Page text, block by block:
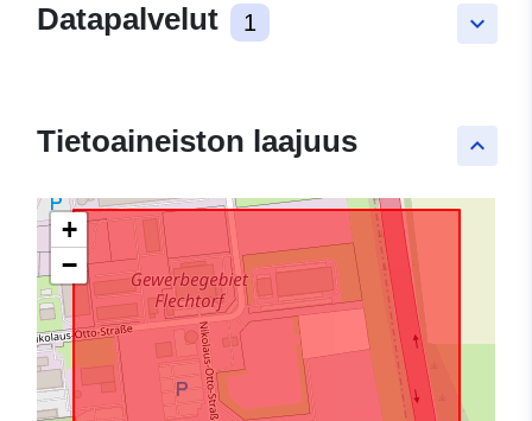
keyboard_arrow_down
Datapalvelut 1
keyboard_arrow_up
Tietoaineiston laajuus
+
−